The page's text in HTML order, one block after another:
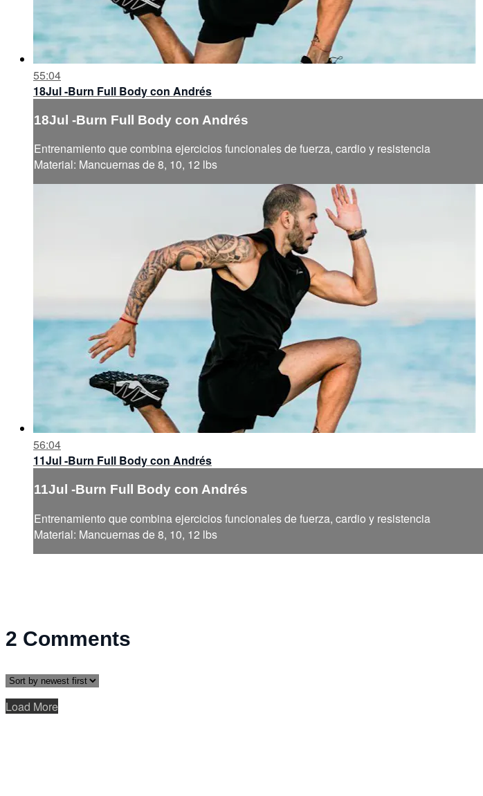
55:04
18Jul -Burn Full Body con Andrés
18Jul -Burn Full Body con Andrés
Entrenamiento que combina ejercicios funcionales de fuerza, cardio y resistencia
Material: Mancuernas de 8, 10, 12 lbs
56:04
11Jul -Burn Full Body con Andrés
11Jul -Burn Full Body con Andrés
Entrenamiento que combina ejercicios funcionales de fuerza, cardio y resistencia
Material: Mancuernas de 8, 10, 12 lbs
2 Comments
Load More